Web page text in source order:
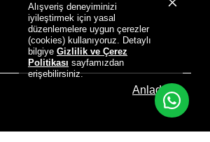
Alışveriş deneyiminizi
iyileştirmek için yasal
düzenlemelere uygun çerezler
(cookies) kullanıyoruz. Detaylı
bilgiye Gizlilik ve Çerez
Politikası sayfamızdan
erişebilirsiniz.
Anladım